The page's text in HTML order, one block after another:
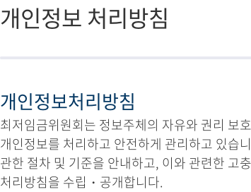
개인정보 처리방침
개인정보처리방침
최저임금위원회는 정보주체의 자유와 권리 보
개인정보를 처리하고 안전하게 관리하고 있습
관한 절차 및 기준을 안내하고, 이와 관련한 고
처리방침을 수립・공개합니다.